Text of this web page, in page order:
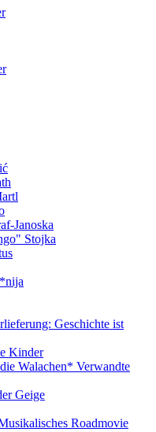
Janoska
Stojka
Geschichte ist
Kinder
Walachen* Verwandte
Geige
Roadmovie